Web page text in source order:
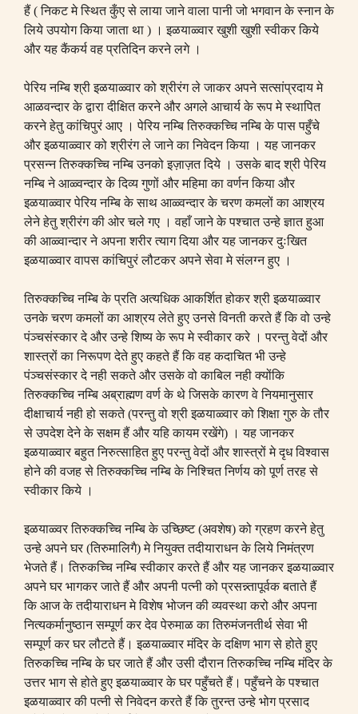
हैं (निकट मे स्थित कुँए से लाया जाने वाला पानी जो भगवान के स्नान के
लिये उपयोग किया जाता था ) । इळयाळ्वार खुशी खुशी स्वीकर किये
और यह कैंकर्य वह प्रतिदिन करने लगे ।
पेरिय नम्बि श्री इळयाळ्वार को श्रीरंग ले जाकर अपने सत्सांप्रदाय मे
आळवन्दार के द्वारा दीक्षित करने और अगले आचार्य के रूप मे स्थापित
करने हेतु कांचिपुरं आए । पेरिय नम्बि तिरुक्कच्चि नम्बि के पास पहुँचे
और इळयाळ्वार को श्रीरंग ले जाने का निवेदन किया । यह जानकर
प्रसन्न तिरुक्कच्चि नम्बि उनको इज़ाज़त दिये । उसके बाद श्री पेरिय
नम्बि ने आळ्वन्दार के दिव्य गुणों और महिमा का वर्णन किया और
इळयाळ्वार पेरिय नम्बि के साथ आळ्वन्दार के चरण कमलों का आश्रय
लेने हेतु श्रीरंग की ओर चले गए । वहाँ जाने के पश्चात उन्हे ज्ञात हुआ
की आळ्वान्दार ने अपना शरीर त्याग दिया और यह जानकर दुःखित
इळयाळ्वार वापस कांचिपुरं लौटकर अपने सेवा मे संलग्न हुए ।
तिरुक्कच्चि नम्बि के प्रति अत्यधिक आकर्शित होकर श्री इळयाळ्वार
उनके चरण कमलों का आश्रय लेते हुए उनसे विनती करते हैं कि वो उन्हे
पंञ्चसंस्कार दे और उन्हे शिष्य के रूप मे स्वीकार करे । परन्तु वेदों और
शास्त्रों का निरूपण देते हुए कहते हैं कि वह कदाचित भी उन्हे
पंञ्चसंस्कार दे नही सकते और उसके वो काबिल नही क्योंकि
तिरुक्कच्चि नम्बि अब्राह्मण वर्ण के थे जिसके कारण वे नियमानुसार
दीक्षाचार्य नही हो सकते(परन्तु वो श्री इळयाळ्वार को शिक्षा गुरु के तौर
से उपदेश देने के सक्षम हैं और यहि कायम रखेंगे) । यह जानकर
इळयाळ्वार बहुत निरुत्साहित हुए परन्तु वेदों और शास्त्रों मे दृध विश्वास
होने की वजह से तिरुक्कच्चि नम्बि के निश्चित निर्णय को पूर्ण तरह से
स्वीकार किये ।
इळयाळ्वर तिरुक्कच्चि नम्बि के उच्छिष्ट(अवशेष)को ग्रहण करने हेतु
उन्हे अपने घर (तिरुमालिगै)मे नियुक्त तदीयाराधन के लिये निमंत्रण
भेजते हैं। तिरुकच्चि नम्बि स्वीकार करते हैं और यह जानकर इळयाळ्वार
अपने घर भागकर जाते हैं और अपनी पत्नी को प्रसन्न्तापूर्वक बताते हैं
कि आज के तदीयाराधन मे विशेष भोजन की व्यवस्था करो और अपना
नित्यकर्मानुष्ठान सम्पूर्ण कर देव पेरुमाळ का तिरुमंजनतीर्थ सेवा भी
सम्पूर्ण कर घर लौटते हैं। इळयाळ्वार मंदिर के दक्षिण भाग से होते हुए
तिरुकच्चि नम्बि के घर जाते हैं और उसी दौरान तिरुकच्चि नम्बि मंदिर के
उत्तर भाग से होते हुए इळयाळ्वार के घर पहुँचते हैं। पहुँचने के पश्चात
इळयाळ्वार की पत्नी से निवेदन करते हैं कि तुरन्त उन्हे भोग प्रसाद